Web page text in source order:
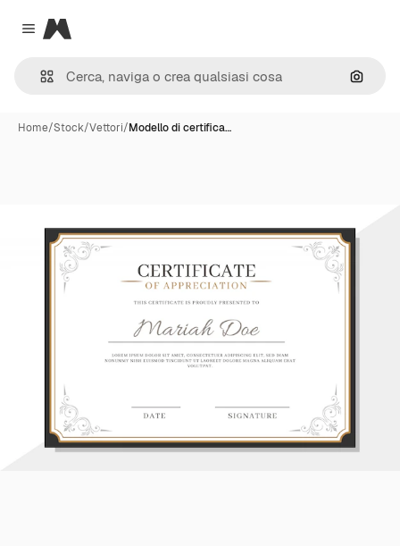
Close menu
Magnific
Cerca
Home/Stock/Vettori/Modello di certifica…